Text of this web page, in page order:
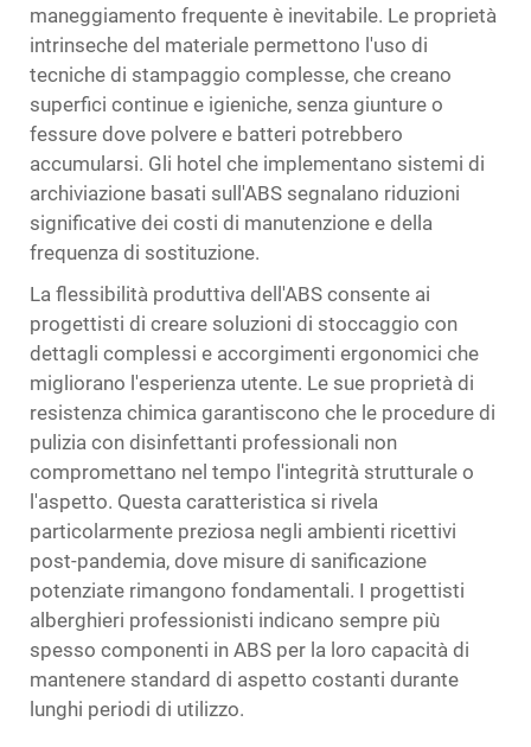
maneggiamento frequente è inevitabile. Le proprietà
intrinseche del materiale permettono l'uso di
tecniche di stampaggio complesse, che creano
superfici continue e igieniche, senza giunture o
fessure dove polvere e batteri potrebbero
accumularsi. Gli hotel che implementano sistemi di
archiviazione basati sull'ABS segnalano riduzioni
significative dei costi di manutenzione e della
frequenza di sostituzione.
La flessibilità produttiva dell'ABS consente ai
progettisti di creare soluzioni di stoccaggio con
dettagli complessi e accorgimenti ergonomici che
migliorano l'esperienza utente. Le sue proprietà di
resistenza chimica garantiscono che le procedure di
pulizia con disinfettanti professionali non
compromettano nel tempo l'integrità strutturale o
l'aspetto. Questa caratteristica si rivela
particolarmente preziosa negli ambienti ricettivi
post-pandemia, dove misure di sanificazione
potenziate rimangono fondamentali. I progettisti
alberghieri professionisti indicano sempre più
spesso componenti in ABS per la loro capacità di
mantenere standard di aspetto costanti durante
lunghi periodi di utilizzo.